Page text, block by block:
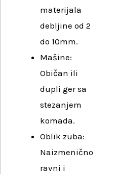
materijala
debljine od 2
do 10mm.
Mašine:
Običan ili
dupli ger sa
stezanjem
komada.
Oblik zuba:
Naizmenično
ravni i